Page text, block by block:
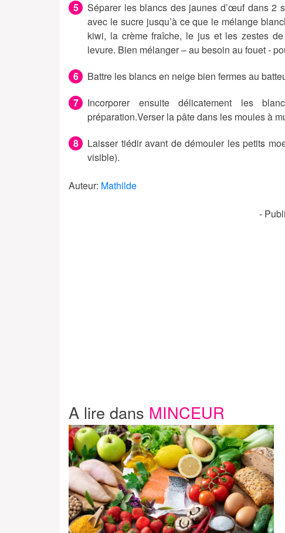
Séparer les blancs des jaunes d’œuf dans 2
avec le sucre jusqu’à ce que le mélange
kiwi, la crème fraîche, le jus et les zestes
levure. Bien mélanger – au besoin au fouet -
Battre les blancs en neige bien fermes au
Incorporer ensuite délicatement les
préparation.Verser la pâte dans les moules à
Laisser tiédir avant de démouler les petits
visible).
Auteur: Mathilde
-
A lire dans MINCEUR